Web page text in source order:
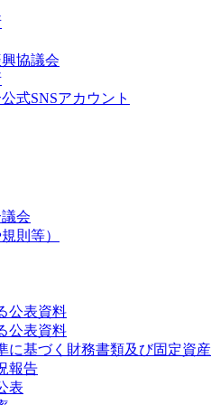
協議会
式SNSアカウント
会
則等）
公表資料
公表資料
に基づく財務書類及び固定資
報告
表